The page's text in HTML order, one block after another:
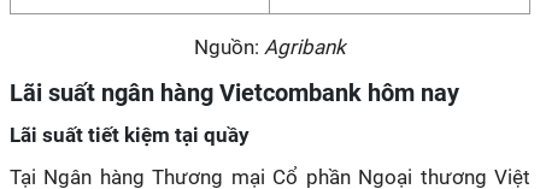
Nguồn: Agribank
Lãi suất ngân hàng Vietcombank hôm nay
Lãi suất tiết kiệm tại quầy
Tại Ngân hàng Thương mại Cổ phần Ngoại thương Việt